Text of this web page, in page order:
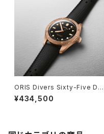
ORIS Divers Sixty-Five Dat
e
¥434,500